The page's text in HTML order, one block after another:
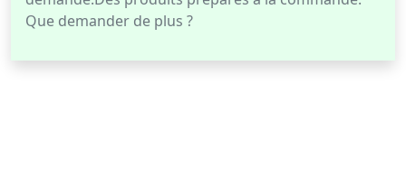
Que demander de plus ?